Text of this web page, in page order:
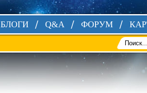
БЛОГИ Q&A ФОРУМ